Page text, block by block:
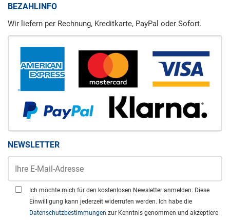
BEZAHLINFO
Wir liefern per Rechnung, Kreditkarte, PayPal oder Sofort.
NEWSLETTER
Ich möchte mich für den kostenlosen Newsletter anmelden. Diese
Einwilligung kann jederzeit widerrufen werden. Ich habe die
Datenschutzbestimmungen zur Kenntnis genommen und akzeptiere